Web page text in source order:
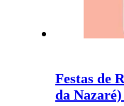
Festas de
da Nazaré)